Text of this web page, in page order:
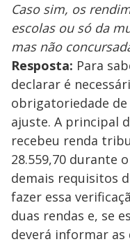
Caso sim, os
escolas ou só da
mas não
Resposta: Para
declarar é
obrigatoriedade de
ajuste. A principal
recebeu renda
28.559,70 durante
demais requisitos
fazer essa
duas rendas e, se
deverá informar as